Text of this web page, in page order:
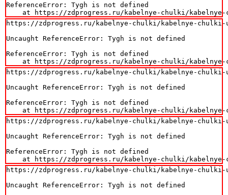
ReferenceError: Tygh is not defined
at https://zdprogress.ru/kabelnye-chulki/
https://zdprogress.ru/kabelnye-chulki/kabelnye-chulki-
Uncaught ReferenceError: Tygh is not defined
ReferenceError: Tygh is not defined
at https://zdprogress.ru/kabelnye-chulki/
https://zdprogress.ru/kabelnye-chulki/kabelnye-chulki-
Uncaught ReferenceError: Tygh is not defined
ReferenceError: Tygh is not defined
at https://zdprogress.ru/kabelnye-chulki/
https://zdprogress.ru/kabelnye-chulki/kabelnye-chulki-
Uncaught ReferenceError: Tygh is not defined
ReferenceError: Tygh is not defined
at https://zdprogress.ru/kabelnye-chulki/
https://zdprogress.ru/kabelnye-chulki/kabelnye-chulki-
Uncaught ReferenceError: Tygh is not defined